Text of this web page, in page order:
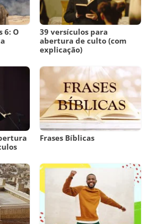
6: O
39 versículos para
abertura de culto (com
explicação)
Frases Bíblicas